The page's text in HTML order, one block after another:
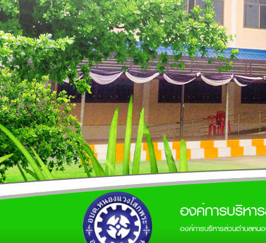
องค์การบริหา
องค์การบริหารส่วนตำบลหน